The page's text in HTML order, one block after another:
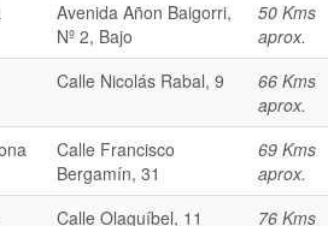
Avenida Añon Baigorri,
Nº 2, Bajo
50 Kms
aprox.
Calle Nicolás Rabal, 9
66 Kms
aprox.
Calle Francisco
Bergamín, 31
69 Kms
aprox.
Calle Olaguíbel, 11 76 Kms